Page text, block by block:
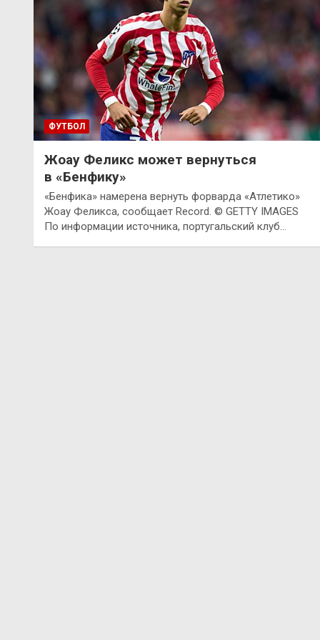
ФУТБОЛ
Жоау Феликс может вернуться
в «Бенфику»
«Бенфика» намерена вернуть форварда «Атлетико»
Жоау Феликса, сообщает Record. © GETTY IMAGES
По информации источника, португальский клуб…